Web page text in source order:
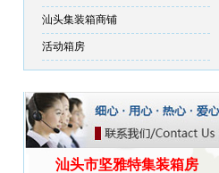
汕头集装箱商铺
活动箱房
汕头市坚雅特集装箱房